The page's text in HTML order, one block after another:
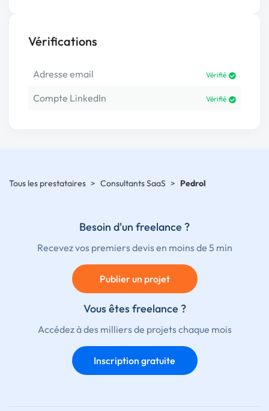
Vérifications
Adresse email Vérifié
Compte LinkedIn Vérifié
Tous les prestataires > Consultants SaaS > Pedrol
Besoin d'un freelance ?
Recevez vos premiers devis en moins de 5 min
Publier un projet
Vous êtes freelance ?
Accédez à des milliers de projets chaque mois
Inscription gratuite